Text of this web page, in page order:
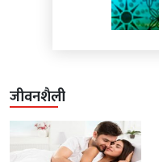
जीवनशैली